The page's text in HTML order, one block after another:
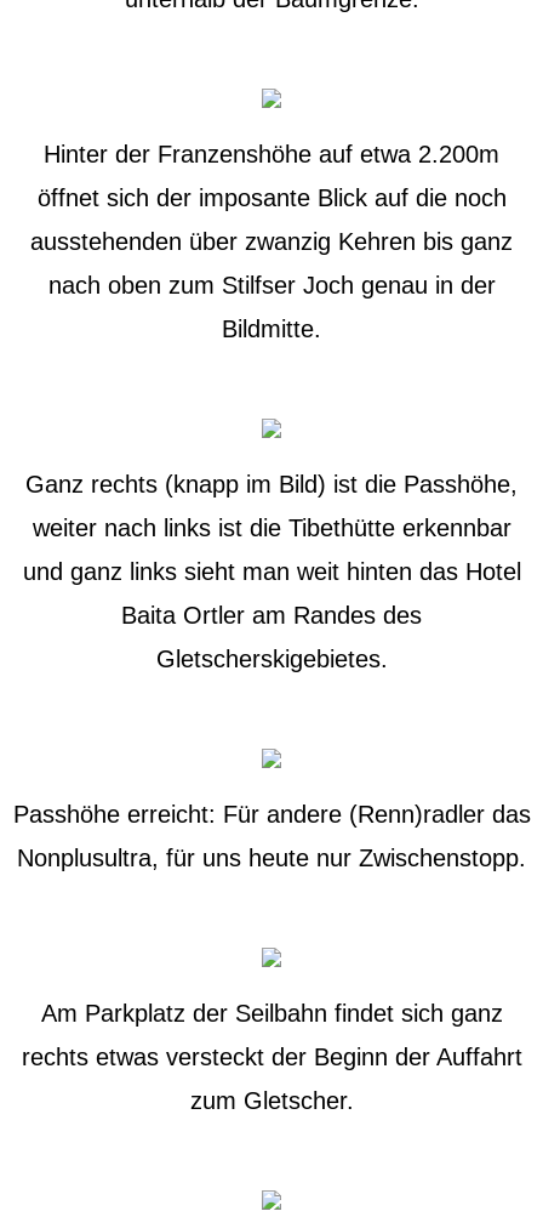
Hinter der Franzenshöhe auf etwa 2.200m
öffnet sich der imposante Blick auf die noch
ausstehenden über zwanzig Kehren bis ganz
nach oben zum Stilfser Joch genau in der
Bildmitte.
Ganz rechts (knapp im Bild) ist die Passhöhe,
weiter nach links ist die Tibethütte erkennbar
und ganz links sieht man weit hinten das Hotel
Baita Ortler am Randes des
Gletscherskigebietes.
Passhöhe erreicht: Für andere (Renn)radler das
Nonplusultra, für uns heute nur Zwischenstopp.
Am Parkplatz der Seilbahn findet sich ganz
rechts etwas versteckt der Beginn der Auffahrt
zum Gletscher.